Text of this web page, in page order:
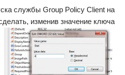
службы Group Policy Client на
изменив значение ключа